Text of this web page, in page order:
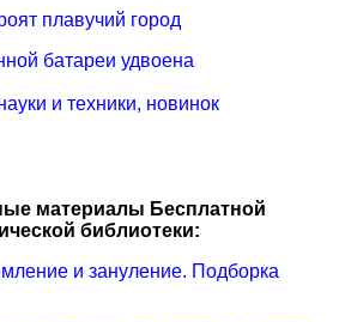
плавучий город
батареи удвоена
и техники, новинок
материалы Бесплатной
библиотеки:
и зануление. Подборка